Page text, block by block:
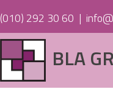
(010) 292 30 60 |
BLA